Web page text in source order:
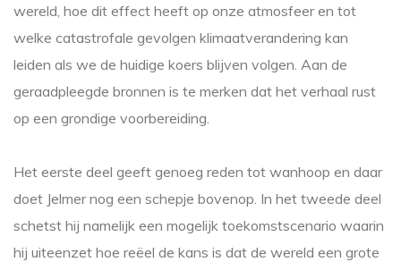
wereld, hoe dit effect heeft op onze atmosfeer en tot
welke catastrofale gevolgen klimaatverandering kan
leiden als we de huidige koers blijven volgen. Aan de
geraadpleegde bronnen is te merken dat het verhaal rust
op een grondige voorbereiding.
Het eerste deel geeft genoeg reden tot wanhoop en daar
doet Jelmer nog een schepje bovenop. In het tweede deel
schetst hij namelijk een mogelijk toekomstscenario waarin
hij uiteenzet hoe reëel de kans is dat de wereld een grote